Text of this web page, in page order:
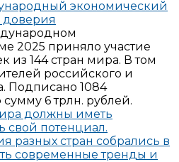
экономический
доверия
2025 приняло участие
из 144 стран мира. В том
российского и
Подписано 1084
6 трлн. рублей.
должны иметь
свой потенциал.
разных стран собрались в
современные тренды и